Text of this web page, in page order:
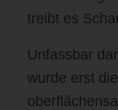
treibt es
Unfassbar
wurde erst